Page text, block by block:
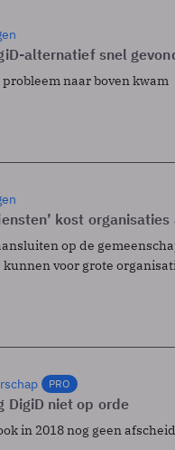
alternatief snel
naar boven kwam
kost
op de
voor grote
PRO
DigiD niet op orde
in 2018 nog geen